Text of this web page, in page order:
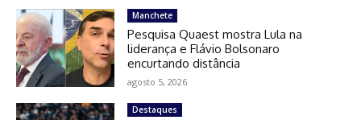
Manchete
Pesquisa Quaest mostra Lula na
liderança e Flávio Bolsonaro
encurtando distância
agosto 5, 2026
Destaques